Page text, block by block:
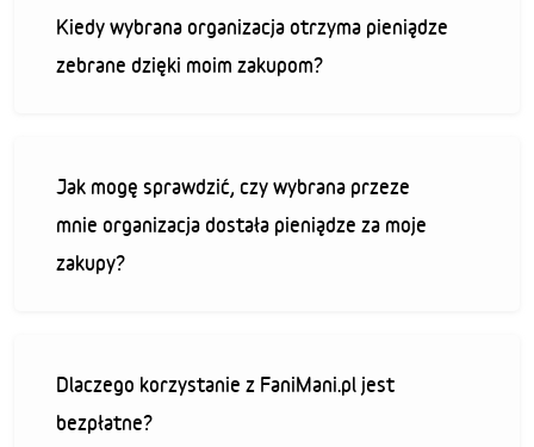
Kiedy wybrana organizacja otrzyma pieniądze
zebrane dzięki moim zakupom?
Jak mogę sprawdzić, czy wybrana przeze
mnie organizacja dostała pieniądze za moje
zakupy?
Dlaczego korzystanie z FaniMani.pl jest
bezpłatne?